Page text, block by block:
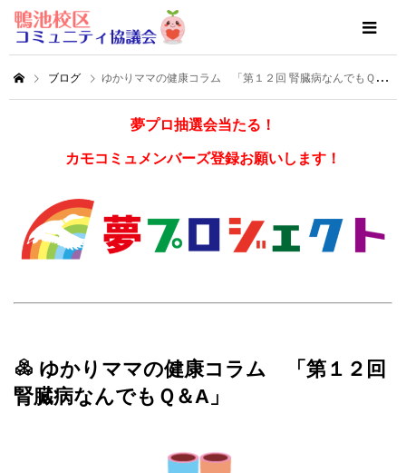
ブログ ゆかりママの健康コラム 「第１２回 腎臓病なんでもＱ＆A」
夢プロ抽選会当たる！
カモコミュメンバーズ登録お願いします！
ゆかりママの健康コラム 「第１２回
腎臓病なんでもＱ＆A」